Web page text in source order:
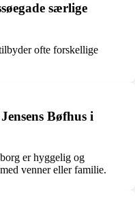
særlige
ofte forskellige
Bøfhus i
er hyggelig og
venner eller familie.